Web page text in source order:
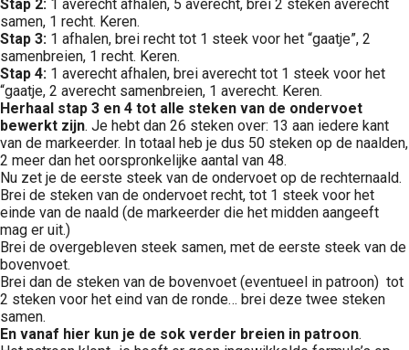
Stap 2: 1 averecht afhalen, 5 averecht, brei 2 steken averecht
samen, 1 recht. Keren.
Stap 3: 1 afhalen, brei recht tot 1 steek voor het “gaatje”, 2
samenbreien, 1 recht. Keren.
Stap 4: 1 averecht afhalen, brei averecht tot 1 steek voor het
“gaatje, 2 averecht samenbreien, 1 averecht. Keren.
Herhaal stap 3 en 4 tot alle steken van de ondervoet
bewerkt zijn. Je hebt dan 26 steken over: 13 aan iedere kant
van de markeerder. In totaal heb je dus 50 steken op de naalden,
2 meer dan het oorspronkelijke aantal van 48.
Nu zet je de eerste steek van de ondervoet op de rechternaald.
Brei de steken van de ondervoet recht, tot 1 steek voor het
einde van de naald (de markeerder die het midden aangeeft
mag er uit.)
Brei de overgebleven steek samen, met de eerste steek van de
bovenvoet.
Brei dan de steken van de bovenvoet (eventueel in patroon) tot
2 steken voor het eind van de ronde… brei deze twee steken
samen.
En vanaf hier kun je de sok verder breien in patroon.